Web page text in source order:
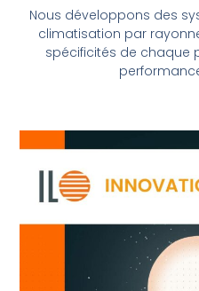
Nous développons des
climatisation par
spécificités de chaque